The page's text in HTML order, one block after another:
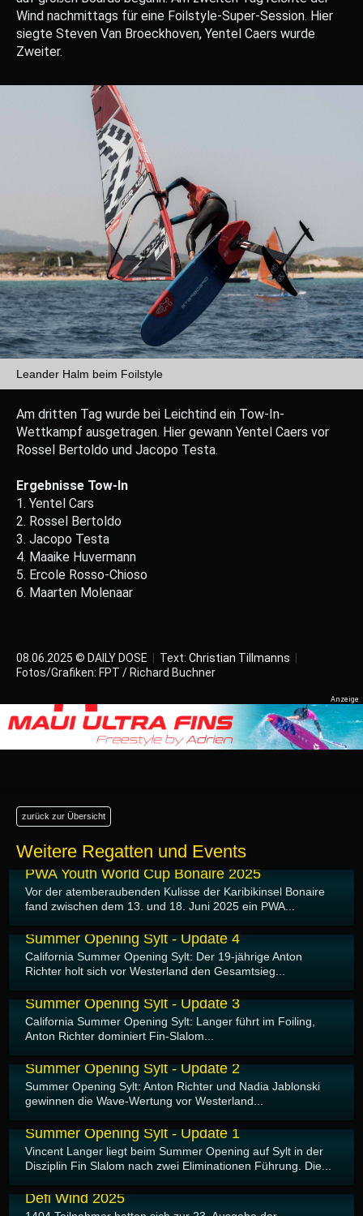
Wind nachmittags für eine Foilstyle-Super-Session. Hier
siegte Steven Van Broeckhoven, Yentel Caers wurde
Zweiter.
Leander Halm beim Foilstyle
Am dritten Tag wurde bei Leichtind ein Tow-In-
Wettkampf ausgetragen. Hier gewann Yentel Caers vor
Rossel Bertoldo und Jacopo Testa.
Ergebnisse Tow-In
1. Yentel Cars
2. Rossel Bertoldo
3. Jacopo Testa
4. Maaike Huvermann
5. Ercole Rosso-Chioso
6. Maarten Molenaar
08.06.2025 © DAILY DOSE | Text: Christian Tillmanns |
Fotos/Grafiken: FPT / Richard Buchner
Weitere Regatten und Events
zurück zur Übersicht
19.06.2025
PWA Youth World Cup Bonaire 2025
Vor der atemberaubenden Kulisse der Karibikinsel Bonaire
fand zwischen dem 13. und 18. Juni 2025 ein PWA...
Summer Opening Sylt - Update 4
California Summer Opening Sylt: Der 19-jährige Anton
Richter holt sich vor Westerland den Gesamtsieg...
Summer Opening Sylt - Update 3
California Summer Opening Sylt: Langer führt im Foiling,
Anton Richter dominiert Fin-Slalom...
Summer Opening Sylt - Update 2
Summer Opening Sylt: Anton Richter und Nadia Jablonski
gewinnen die Wave-Wertung vor Westerland...
Summer Opening Sylt - Update 1
Vincent Langer liegt beim Summer Opening auf Sylt in der
Disziplin Fin Slalom nach zwei Eliminationen Führung. Die...
Défi Wind 2025